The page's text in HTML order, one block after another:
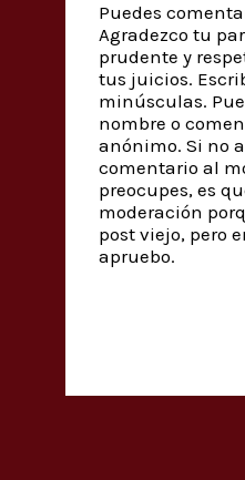
Puedes
Agradezco tu
prudente y
tus juicios.
minúsculas.
nombre o
anónimo. Si no
comentario al
preocupes, es
moderación
post viejo, pero
apruebo.